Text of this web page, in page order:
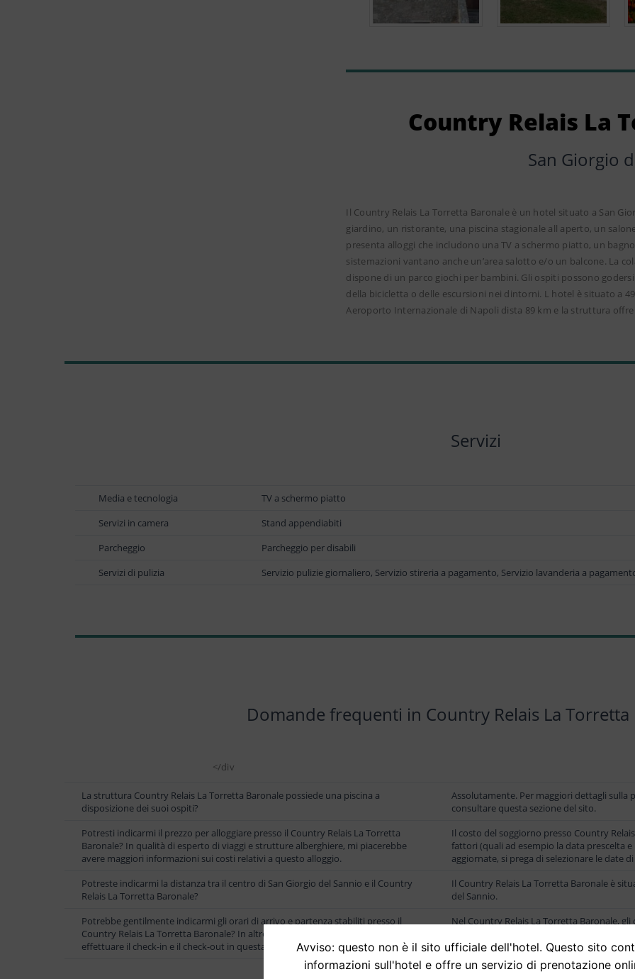
Country Relais La
San Giorgio
Il Country Relais La Torretta Baronale è un hotel situato a San
giardino, un ristorante, una piscina stagionale all aperto, un
presenta alloggi che includono una TV a schermo piatto, un
sistemazioni vantano anche un’area salotto e/o un balcone. La
dispone di un parco giochi per bambini. Gli ospiti possono
della bicicletta o delle escursioni nei dintorni. L hotel è situato a
Aeroporto Internazionale di Napoli dista 89 km e la struttura
Servizi
Media e tecnologia
TV a schermo piatto
Servizi in camera
Stand appendiabiti
Parcheggio
Parcheggio per disabili
Servizi di pulizia
Servizio pulizie giornaliero, Servizio stireria a pagamento, Servizio lavanderia a
Domande frequenti in Country Relais La
</div
La struttura Country Relais La Torretta Baronale possiede una piscina a
disposizione dei suoi ospiti?
Assolutamente. Per maggiori dettagli sulla
consultare questa sezione del sito.
Potresti indicarmi il prezzo per alloggiare presso il Country Relais La Torretta
Baronale? In qualità di esperto di viaggi e strutture alberghiere, mi piacerebbe
avere maggiori informazioni sui costi relativi a questo alloggio.
Il costo del soggiorno presso Country
fattori (quali ad esempio la data prescelta
aggiornate, si prega di selezionare le date
Potreste indicarmi la distanza tra il centro di San Giorgio del Sannio e il Country
Relais La Torretta Baronale?
Il Country Relais La Torretta Baronale è
del Sannio.
Potrebbe gentilmente indicarmi gli orari di arrivo e partenza stabiliti presso il
Country Relais La Torretta Baronale? In altre parole, a che ora è possibile
effettuare il check-in e il check-out in questa struttura alberghiera?
Nel Country Relais La Torretta Baronale,
Avviso: questo non è il sito ufficiale dell'hotel. Questo sito
informazioni sull'hotel e offre un servizio di prenotazione